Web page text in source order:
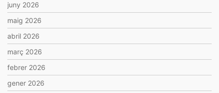
juny 2026
maig 2026
abril 2026
març 2026
febrer 2026
gener 2026